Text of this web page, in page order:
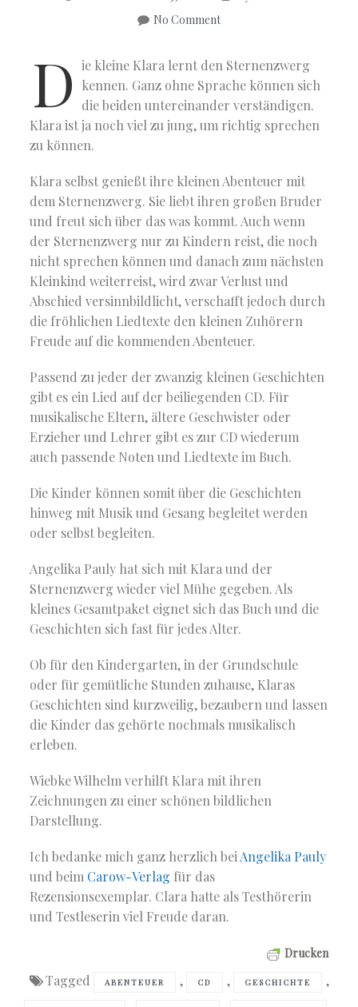
No Comment
D ie kleine Klara lernt den Sternenzwerg
kennen. Ganz ohne Sprache können sich
die beiden untereinander verständigen.
Klara ist ja noch viel zu jung, um richtig sprechen
zu können.
Klara selbst genießt ihre kleinen Abenteuer mit
dem Sternenzwerg. Sie liebt ihren großen Bruder
und freut sich über das was kommt. Auch wenn
der Sternenzwerg nur zu Kindern reist, die noch
nicht sprechen können und danach zum nächsten
Kleinkind weiterreist, wird zwar Verlust und
Abschied versinnbildlicht, verschafft jedoch durch
die fröhlichen Liedtexte den kleinen Zuhörern
Freude auf die kommenden Abenteuer.
Passend zu jeder der zwanzig kleinen Geschichten
gibt es ein Lied auf der beiliegenden CD. Für
musikalische Eltern, ältere Geschwister oder
Erzieher und Lehrer gibt es zur CD wiederum
auch passende Noten und Liedtexte im Buch.
Die Kinder können somit über die Geschichten
hinweg mit Musik und Gesang begleitet werden
oder selbst begleiten.
Angelika Pauly hat sich mit Klara und der
Sternenzwerg wieder viel Mühe gegeben. Als
kleines Gesamtpaket eignet sich das Buch und die
Geschichten sich fast für jedes Alter.
Ob für den Kindergarten, in der Grundschule
oder für gemütliche Stunden zuhause, Klaras
Geschichten sind kurzweilig, bezaubern und lassen
die Kinder das gehörte nochmals musikalisch
erleben.
Wiebke Wilhelm verhilft Klara mit ihren
Zeichnungen zu einer schönen bildlichen
Darstellung.
Ich bedanke mich ganz herzlich bei Angelika Pauly
und beim Carow-Verlag für das
Rezensionsexemplar. Clara hatte als Testhörerin
und Testleserin viel Freude daran.
Drucken
Tagged ABENTEUER , CD , GESCHICHTE ,